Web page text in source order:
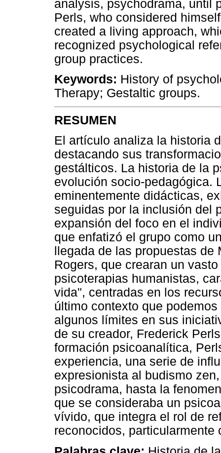
analysis, psychodrama, until
Perls, who considered
created a living approach,
recognized psychological
group practices.
Keywords: History of
Therapy; Gestaltic groups.
RESUMEN
El artículo analiza la historia
destacando sus
gestálticos. La historia de la
evolución socio-pedagógica.
eminentemente didácticas,
seguidas por la inclusión del
expansión del foco en el
que enfatizó el grupo como
llegada de las propuestas
Rogers, que crearan un
psicoterapias humanistas,
vida", centradas en los
último contexto que
algunos límites en sus
de su creador, Frederick
formación psicoanalítica,
experiencia, una serie de
expresionista al budismo
psicodrama, hasta la
que se consideraba un
vívido, que integra el rol de
reconocidos,